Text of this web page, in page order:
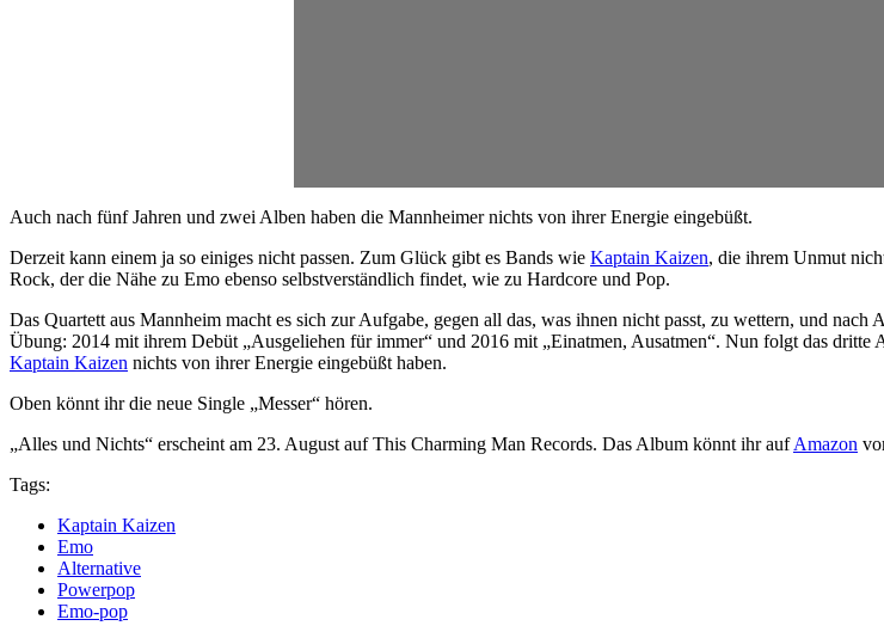
Auch nach fünf Jahren und zwei Alben haben die Mannheimer nichts von ihrer Energie eingebüßt.
Derzeit kann einem ja so einiges nicht passen. Zum Glück gibt es Bands wie Kaptain Kaizen, die ihrem Unmut
Rock, der die Nähe zu Emo ebenso selbstverständlich findet, wie zu Hardcore und Pop.
Das Quartett aus Mannheim macht es sich zur Aufgabe, gegen all das, was ihnen nicht passt, zu wettern, und
Übung: 2014 mit ihrem Debüt „Ausgeliehen für immer“ und 2016 mit „Einatmen, Ausatmen“. Nun folgt das dritte
Kaptain Kaizen nichts von ihrer Energie eingebüßt haben.
Oben könnt ihr die neue Single „Messer“ hören.
„Alles und Nichts“ erscheint am 23. August auf This Charming Man Records. Das Album könnt ihr aufAmazon
Tags:
Kaptain Kaizen
Emo
Alternative
Powerpop
Emo-pop